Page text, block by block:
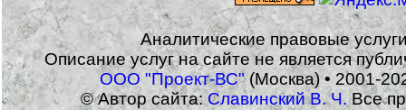
Аналитические правовые
Описание услуг на сайте не является
ООО "Проект-ВС"(Москва) • 2001-
© Автор сайта:Славинский В. Ч.Все